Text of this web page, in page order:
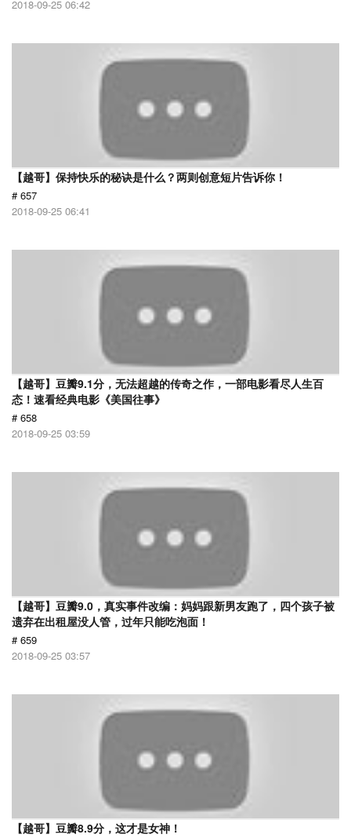
2018-09-25 06:42
【越哥】保持快乐的秘诀是什么？两则创意短片告诉你！
# 657
2018-09-25 06:41
【越哥】豆瓣9.1分，无法超越的传奇之作，一部电影看尽人生百
态！速看经典电影《美国往事》
# 658
2018-09-25 03:59
【越哥】豆瓣9.0，真实事件改编：妈妈跟新男友跑了，四个孩子被
遗弃在出租屋没人管，过年只能吃泡面！
# 659
2018-09-25 03:57
【越哥】豆瓣8.9分，这才是女神！